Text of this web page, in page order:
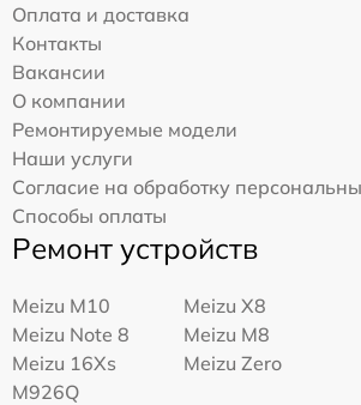
Оплата и доставка
Контакты
Вакансии
О компании
Ремонтируемые модели
Наши услуги
Согласие на обработку
Способы оплаты
Ремонт устройств
Meizu M10
Meizu X8
Meizu Note 8
Meizu M8
Meizu 16Xs
M926Q
Meizu Zero